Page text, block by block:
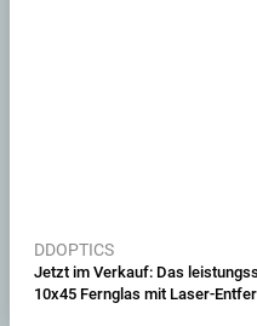
DDOPTICS
Jetzt im Verkauf: Das
10x45 Fernglas mit Laser-